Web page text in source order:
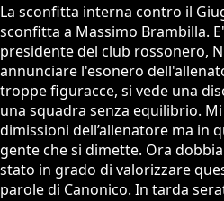
La sconfitta interna contro il
sconfitta a Massimo Brambilla.
presidente del club rossonero,
annunciare l'esonero
troppe figuracce, si vede una
una squadra senza equilibrio.
dimissioni dell’allenatore ma in
gente che si dimette. Ora
stato in grado di valorizzare
parole di Canonico. In tarda